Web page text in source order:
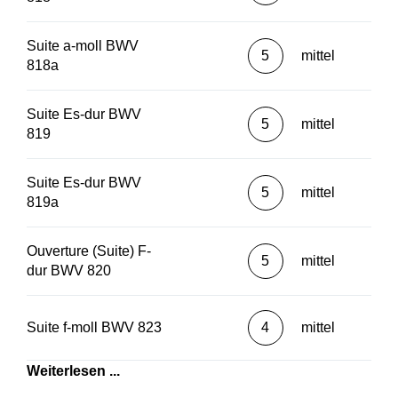
Suite a-moll BWV
818a
5 mittel
Suite Es-dur BWV
819
5 mittel
Suite Es-dur BWV
819a
5 mittel
Ouverture (Suite) F-
dur BWV 820
5 mittel
Suite f-moll BWV 823 4 mittel
Weiterlesen ...